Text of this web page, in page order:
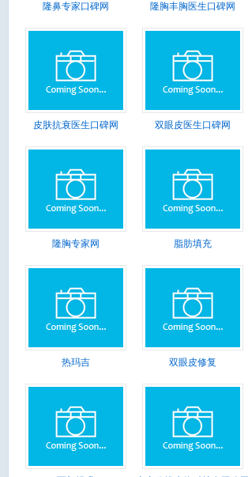
隆鼻专家口碑网 隆胸丰胸医生口碑网
皮肤抗衰医生口碑网 双眼皮医生口碑网
隆胸专家网 脂肪填充
热玛吉 双眼皮修复